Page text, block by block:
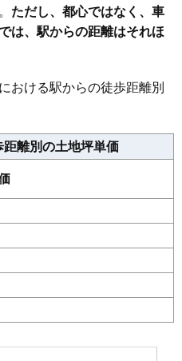
円 695万円 7.5%
円 326万円 -2.2%
円 775万円 -2.6%
円
円 454万円 4.3%
円 630万円
円
円 479万円 -10.2%
円 33万円 -22.2%
ただし、都心ではなく、車
は、駅からの距離はそれほ
おける駅からの徒歩距離別
離別の土地坪単価